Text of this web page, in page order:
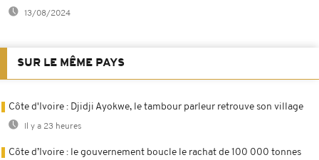
13/08/2024
SUR LE MÊME PAYS
Côte d'Ivoire : Djidji Ayokwe, le tambour parleur retrouve son village
Il y a 23 heures
Côte d’Ivoire : le gouvernement boucle le rachat de 100 000 tonnes